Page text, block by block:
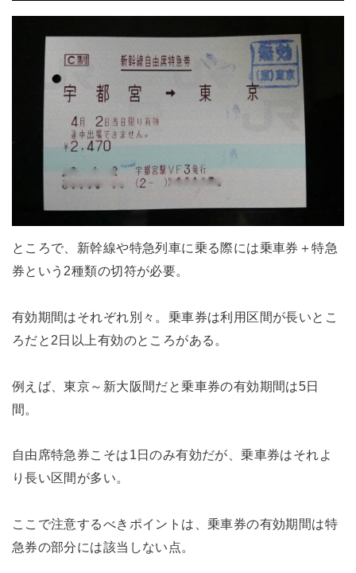
ところで、新幹線や特急列車に乗る際には乗車券＋特急
券という2種類の切符が必要。
有効期間はそれぞれ別々。乗車券は利用区間が長いとこ
ろだと2日以上有効のところがある。
例えば、東京～新大阪間だと乗車券の有効期間は5日
間。
自由席特急券こそは1日のみ有効だが、乗車券はそれよ
り長い区間が多い。
ここで注意するべきポイントは、乗車券の有効期間は特
急券の部分には該当しない点。